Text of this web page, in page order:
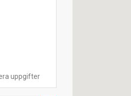
uppgifter